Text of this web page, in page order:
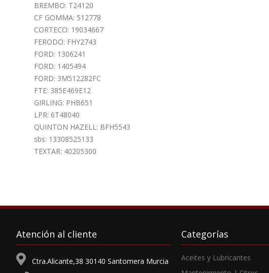
BREMBO: T24120
CF GOMMA: 512778
CORTECO: 19034667
FERODO: FHY2743
FORD: 1306241
FORD: 1405494
FORD: 3M512282FC
FTE: 385E469E12
GIRLING: PHB651
LPR: 6T48040
QUINTON HAZELL: BFH5543
sbs: 13308525133
TEXTAR: 40205300
Atención al cliente
Ctra.Alicante,38 30140 Santomera Murcia
Categorías
Aceites y Lubricantes